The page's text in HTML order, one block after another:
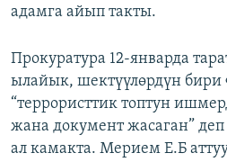
адамга айып такты.
Прокуратура 12-январда
ылайык, шектүүлөрдүн бири
“террористтик топтун
жана документ жасаган”
ал камакта. Мерием Е.Б